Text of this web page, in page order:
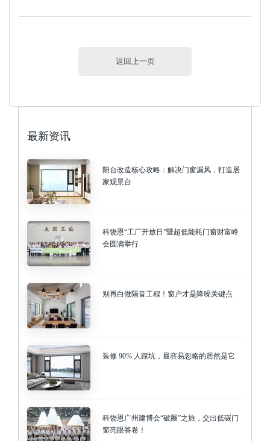
返回上一页
最新资讯
阳台改造核心攻略：解决门窗漏风，打造居
家观景台
科饶恩“工厂开放日”暨超低能耗门窗财富峰
会圆满举行
别再白做隔音工程！窗户才是降噪关键点
装修 90% 人踩坑，最容易忽略的居然是它
科饶恩广州建博会“破圈”之旅，交出低碳门
窗亮眼答卷！